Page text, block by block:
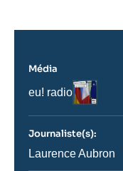
Média
Nom
journal,
ou
émission
eu! radio
Logo
Journaliste(s):
Journaliste
Laurence Aubron